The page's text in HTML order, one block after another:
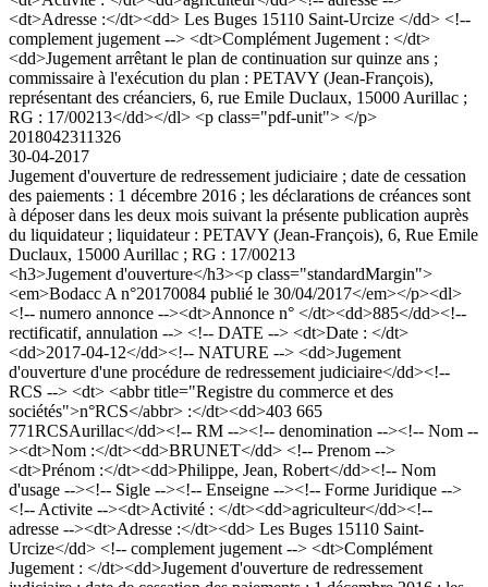
<dt>Adresse :</dt><dd> Les Buges 15110 Saint-Urcize </dd> <!--
complement jugement --> <dt>Complément Jugement : </dt>
<dd>Jugement arrêtant le plan de continuation sur quinze ans ;
commissaire à l'exécution du plan : PETAVY (Jean-François),
représentant des créanciers, 6, rue Emile Duclaux, 15000 Aurillac ;
RG : 17/00213</dd></dl> <p class="pdf-unit"> </p>
2018042311326
30-04-2017
Jugement d'ouverture de redressement judiciaire ; date de cessation
des paiements : 1 décembre 2016 ; les déclarations de créances sont
à déposer dans les deux mois suivant la présente publication auprès
du liquidateur ; liquidateur : PETAVY (Jean-François), 6, Rue Emile
Duclaux, 15000 Aurillac ; RG : 17/00213
<h3>Jugement d'ouverture</h3><p class="standardMargin">
<em>Bodacc A n°20170084 publié le 30/04/2017</em></p><dl>
<!-- numero annonce --><dt>Annonce n° </dt><dd>885</dd><!--
rectificatif, annulation --> <!-- DATE --> <dt>Date : </dt>
<dd>2017-04-12</dd><!-- NATURE --> <dd>Jugement
d'ouverture d'une procédure de redressement judiciaire</dd><!--
RCS --> <dt> <abbr title="Registre du commerce et des
sociétés">n°RCS</abbr> :</dt><dd>403 665
771RCSAurillac</dd><!-- RM --><!-- denomination --><!-- Nom --
><dt>Nom :</dt><dd>BRUNET</dd> <!-- Prenom -->
<dt>Prénom :</dt><dd>Philippe, Jean, Robert</dd><!-- Nom
d'usage --><!-- Sigle --><!-- Enseigne --><!-- Forme Juridique -->
<!-- Activite --><dt>Activité : </dt><dd>agriculteur</dd><!--
adresse --><dt>Adresse :</dt><dd> Les Buges 15110 Saint-
Urcize</dd> <!-- complement jugement --> <dt>Complément
Jugement : </dt><dd>Jugement d'ouverture de redressement